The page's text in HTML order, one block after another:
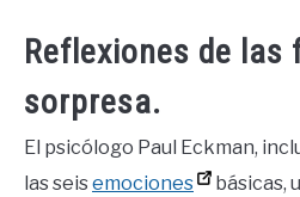
Reflexiones de las
sorpresa.
El psicólogo Paul Eckman,
las seisemociones
básicas,